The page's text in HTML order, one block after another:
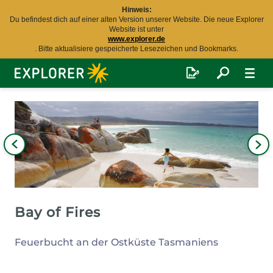
Hinweis:
Du befindest dich auf einer alten Version unserer Website. Die neue Explorer
Website ist unter
www.explorer.de
. Bitte aktualisiere gespeicherte Lesezeichen und Bookmarks.
Explorer
Fernreisen
Bay of Fires
Feuerbucht an der Ostküste Tasmaniens